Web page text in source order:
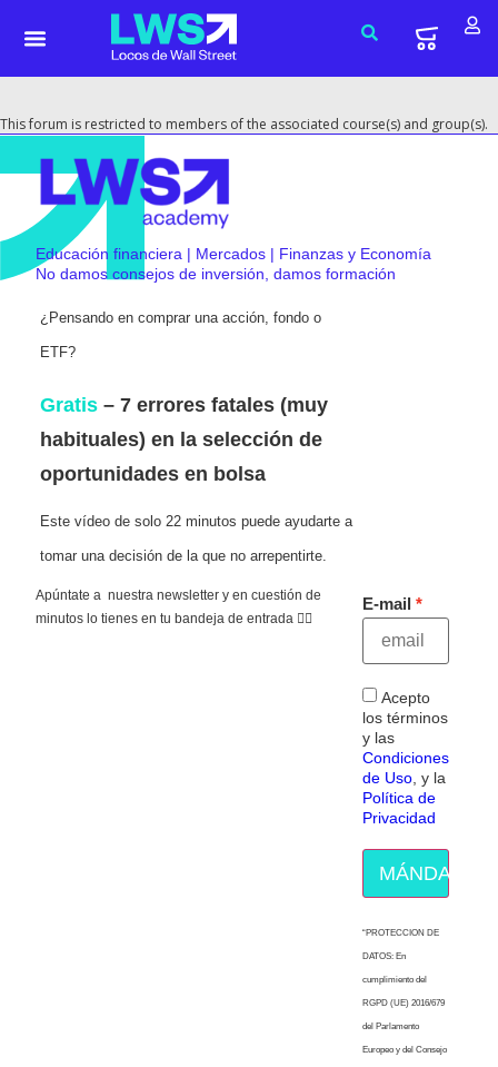
This forum is restricted to members of the associated course(s) and group(s).
Educación financiera | Mercados | Finanzas y Economía
No damos consejos de inversión, damos formación
¿Pensando en comprar una acción, fondo o
ETF?
Gratis – 7 errores fatales (muy
habituales) en la selección de
oportunidades en bolsa
Este vídeo de solo 22 minutos puede ayudarte a
tomar una decisión de la que no arrepentirte.
Apúntate a nuestra newsletter y en cuestión de
minutos lo tienes en tu bandeja de entrada 👇🏻
E-mail
Acepto
los términos
y las
Condiciones
de Uso, y la
Política de
Privacidad
MÁNDAME
“PROTECCION DE
DATOS: En
cumplimiento del
RGPD (UE) 2016/679
del Parlamento
Europeo y del Consejo